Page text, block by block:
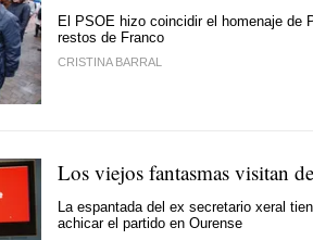
El PSOE hizo coincidir el homenaje de
restos de Franco
CRISTINA BARRAL
Los viejos fantasmas visitan
La espantada del ex secretario xeral
achicar el partido en Ourense